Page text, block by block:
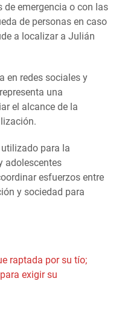
emergencia o con las
de personas en caso
a localizar a Julián
en redes sociales y
una
el alcance de la
para la
adolescentes
esfuerzos entre
y sociedad para
raptada por su tío;
exigir su